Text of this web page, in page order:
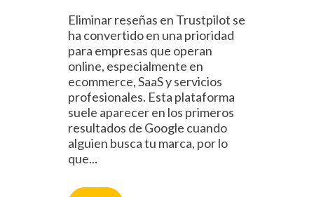
Eliminar reseñas en Trustpilot se
ha convertido en una prioridad
para empresas que operan
online, especialmente en
ecommerce, SaaS y servicios
profesionales. Esta plataforma
suele aparecer en los primeros
resultados de Google cuando
alguien busca tu marca, por lo
que...